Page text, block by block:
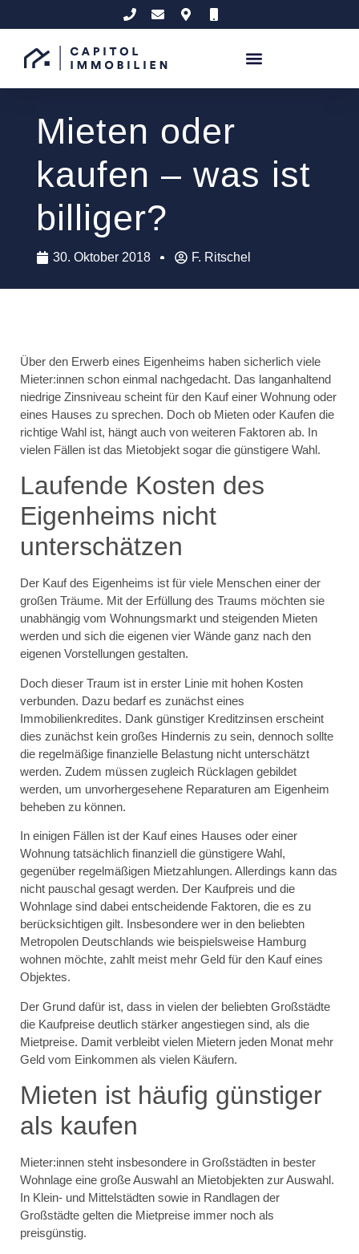
Mieten oder
kaufen – was ist
billiger?
30. Oktober 2018 F. Ritschel
Über den Erwerb eines Eigenheims haben sicherlich viele
Mieter:innen schon einmal nachgedacht. Das langanhaltend
niedrige Zinsniveau scheint für den Kauf einer Wohnung oder
eines Hauses zu sprechen. Doch ob Mieten oder Kaufen die
richtige Wahl ist, hängt auch von weiteren Faktoren ab. In
vielen Fällen ist das Mietobjekt sogar die günstigere Wahl.
Laufende Kosten des
Eigenheims nicht
unterschätzen
Der Kauf des Eigenheims ist für viele Menschen einer der
großen Träume. Mit der Erfüllung des Traums möchten sie
unabhängig vom Wohnungsmarkt und steigenden Mieten
werden und sich die eigenen vier Wände ganz nach den
eigenen Vorstellungen gestalten.
Doch dieser Traum ist in erster Linie mit hohen Kosten
verbunden. Dazu bedarf es zunächst eines
Immobilienkredites. Dank günstiger Kreditzinsen erscheint
dies zunächst kein großes Hindernis zu sein, dennoch sollte
die regelmäßige finanzielle Belastung nicht unterschätzt
werden. Zudem müssen zugleich Rücklagen gebildet
werden, um unvorhergesehene Reparaturen am Eigenheim
beheben zu können.
In einigen Fällen ist der Kauf eines Hauses oder einer
Wohnung tatsächlich finanziell die günstigere Wahl,
gegenüber regelmäßigen Mietzahlungen. Allerdings kann das
nicht pauschal gesagt werden. Der Kaufpreis und die
Wohnlage sind dabei entscheidende Faktoren, die es zu
berücksichtigen gilt. Insbesondere wer in den beliebten
Metropolen Deutschlands wie beispielsweise Hamburg
wohnen möchte, zahlt meist mehr Geld für den Kauf eines
Objektes.
Der Grund dafür ist, dass in vielen der beliebten Großstädte
die Kaufpreise deutlich stärker angestiegen sind, als die
Mietpreise. Damit verbleibt vielen Mietern jeden Monat mehr
Geld vom Einkommen als vielen Käufern.
Mieten ist häufig günstiger
als kaufen
Mieter:innen steht insbesondere in Großstädten in bester
Wohnlage eine große Auswahl an Mietobjekten zur Auswahl.
In Klein- und Mittelstädten sowie in Randlagen der
Großstädte gelten die Mietpreise immer noch als
preisgünstig.